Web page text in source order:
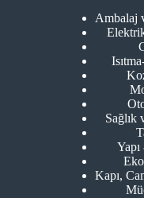
Ambalaj
Sağlık
Kapı,